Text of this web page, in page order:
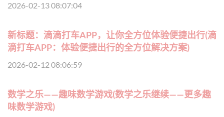
2026-02-13 08:07:04
新标题：滴滴打车APP，让你全方位体验便捷出行(滴
滴打车APP：体验便捷出行的全方位解决方案)
2026-02-12 08:06:59
数学之乐——趣味数学游戏(数学之乐继续——更多趣
味数学游戏)